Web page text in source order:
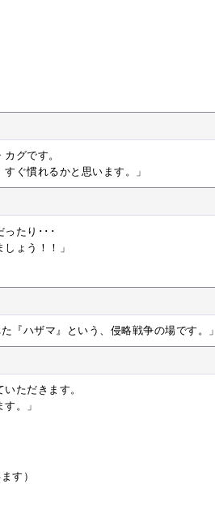
グです。
ぐ慣れるかと思います。」
ったり･･･
ょう！！」
『ハザマ』という、侵略戦争の場です。」
ただきます。
。」
す）